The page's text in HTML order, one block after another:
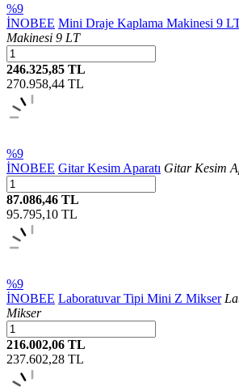
%9
İNOBEE Mini Draje Kaplama Makinesi 9
Makinesi 9 LT
246.325,85 TL
270.958,44 TL
%9
İNOBEE Gitar Kesim Aparatı Gitar Kesim
87.086,46 TL
95.795,10 TL
%9
İNOBEE Laboratuvar Tipi Mini Z Mikser
Mikser
216.002,06 TL
237.602,28 TL